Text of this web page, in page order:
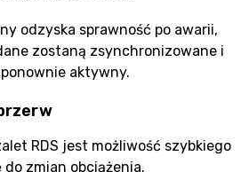
odzyska sprawność po awarii,
zostaną zsynchronizowane i
aktywny.
RDS jest możliwość szybkiego
zmian obciążenia.